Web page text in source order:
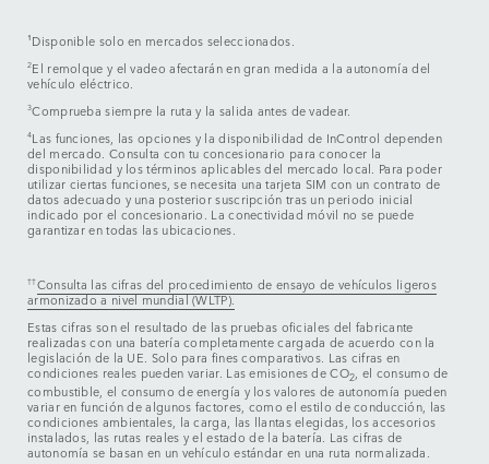
¹Disponible solo en mercados seleccionados.
2El remolque y el vadeo afectarán en gran medida a la autonomía del
vehículo eléctrico.
3Comprueba siempre la ruta y la salida antes de vadear.
4Las funciones, las opciones y la disponibilidad de InControl dependen
del mercado. Consulta con tu concesionario para conocer la
disponibilidad y los términos aplicables del mercado local. Para poder
utilizar ciertas funciones, se necesita una tarjeta SIM con un contrato de
datos adecuado y una posterior suscripción tras un periodo inicial
indicado por el concesionario. La conectividad móvil no se puede
garantizar en todas las ubicaciones.
††Consulta las cifras del procedimiento de ensayo de vehículos ligeros
armonizado a nivel mundial (WLTP).
Estas cifras son el resultado de las pruebas oficiales del fabricante
realizadas con una batería completamente cargada de acuerdo con la
legislación de la UE. Solo para fines comparativos. Las cifras en
condiciones reales pueden variar. Las emisiones de CO2, el consumo de
combustible, el consumo de energía y los valores de autonomía pueden
variar en función de algunos factores, como el estilo de conducción, las
condiciones ambientales, la carga, las llantas elegidas, los accesorios
instalados, las rutas reales y el estado de la batería. Las cifras de
autonomía se basan en un vehículo estándar en una ruta normalizada.